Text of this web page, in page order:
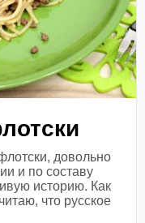
довольно
и по составу
историю. Как
что русское